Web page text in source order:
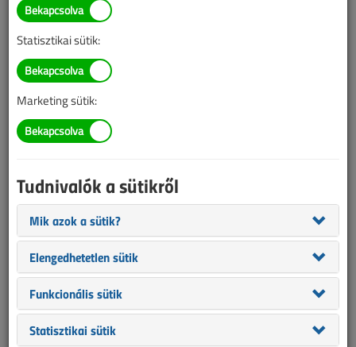
Áttekintő táblázat alapján
LED-es csarnokvilágítás
2025/11. lapszám
Statisztikai sütik:
Marketing sütik:
Tudnivalók a sütikről
Mik azok a sütik?
Elengedhetetlen sütik
Funkcionális sütik
Statisztikai sütik